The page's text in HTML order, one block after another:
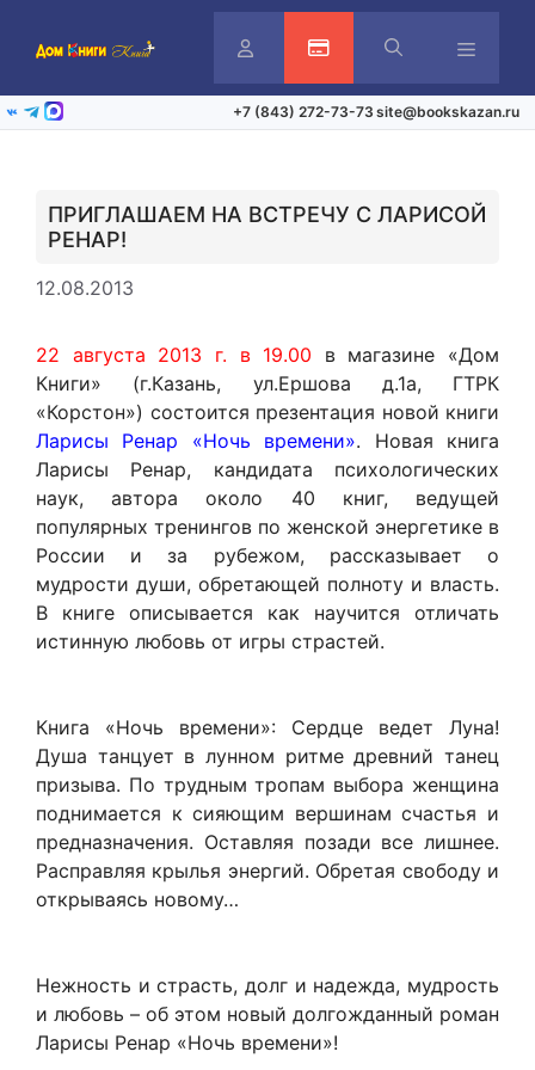
ЛичныйАктивация карты
ВКонтакте
Telegram
Max +7 (843) 272-73-73 site@bookskazan.ru
ПРИГЛАШАЕМ НА ВСТРЕЧУ С ЛАРИСОЙ
РЕНАР!
12.08.2013
22 августа 2013 г. в 19.00 в магазине «Дом
Книги» (г.Казань, ул.Ершова д.1а, ГТРК
«Корстон») состоится презентация новой книги
Ларисы Ренар «Ночь времени». Новая книга
Ларисы Ренар, кандидата психологических
наук, автора около 40 книг, ведущей
популярных тренингов по женской энергетике в
России и за рубежом, рассказывает о
мудрости души, обретающей полноту и власть.
В книге описывается как научится отличать
истинную любовь от игры страстей.
Книга «Ночь времени»: Сердце ведет Луна!
Душа танцует в лунном ритме древний танец
призыва. По трудным тропам выбора женщина
поднимается к сияющим вершинам счастья и
предназначения. Оставляя позади все лишнее.
Расправляя крылья энергий. Обретая свободу и
открываясь новому…
Нежность и страсть, долг и надежда, мудрость
и любовь – об этом новый долгожданный роман
Ларисы Ренар «Ночь времени»!